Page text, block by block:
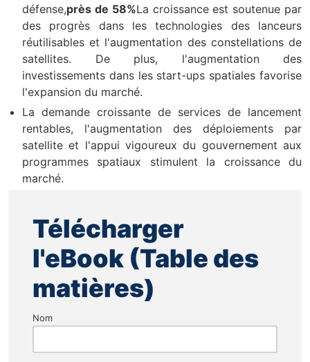
défense,près de 58%La croissance est soutenue par
des progrès dans les technologies des lanceurs
réutilisables et l'augmentation des constellations de
satellites. De plus, l'augmentation des
investissements dans les start-ups spatiales favorise
l'expansion du marché.
La demande croissante de services de lancement
rentables, l'augmentation des déploiements par
satellite et l'appui vigoureux du gouvernement aux
programmes spatiaux stimulent la croissance du
marché.
Télécharger
l'eBook (Table des
matières)
Nom